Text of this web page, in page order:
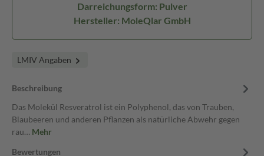
Darreichungsform: Pulver
Hersteller: MoleQlar GmbH
LMIV Angaben
Beschreibung
Das Molekül Resveratrol ist ein Polyphenol, das von Trauben,
Blaubeeren und anderen Pflanzen als natürliche Abwehr gegen
rau… Mehr
Bewertungen